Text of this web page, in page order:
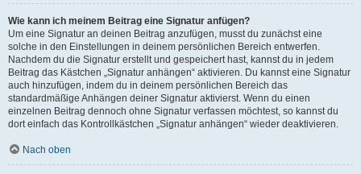
Wie kann ich meinem Beitrag eine Signatur anfügen?
Um eine Signatur an deinen Beitrag anzufügen, musst du zunächst eine
solche in den Einstellungen in deinem persönlichen Bereich entwerfen.
Nachdem du die Signatur erstellt und gespeichert hast, kannst du in jedem
Beitrag das Kästchen „Signatur anhängen“ aktivieren. Du kannst eine Signatur
auch hinzufügen, indem du in deinem persönlichen Bereich das
standardmäßige Anhängen deiner Signatur aktivierst. Wenn du einen
einzelnen Beitrag dennoch ohne Signatur verfassen möchtest, so kannst du
dort einfach das Kontrollkästchen „Signatur anhängen“ wieder deaktivieren.
Nach oben